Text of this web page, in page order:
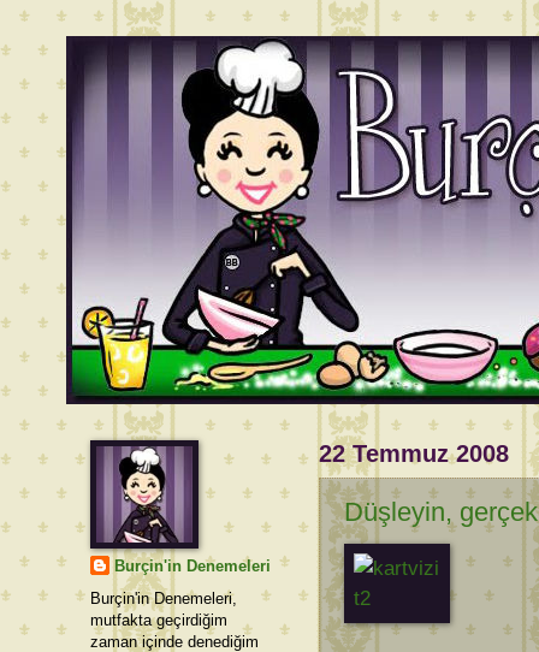
22 Temmuz 2008
Düşleyin,
Burçin'in Denemeleri
Burçin'in Denemeleri,
mutfakta geçirdiğim
zaman içinde denediğim